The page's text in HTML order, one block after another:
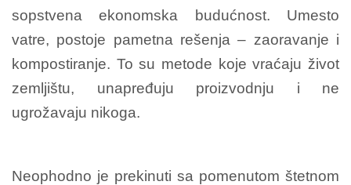
sopstvena ekonomska budućnost. Umesto
vatre, postoje pametna rešenja – zaoravanje i
kompostiranje. To su metode koje vraćaju život
zemljištu, unapređuju proizvodnju i ne
ugrožavaju nikoga.
Neophodno je prekinuti sa pomenutom štetnom